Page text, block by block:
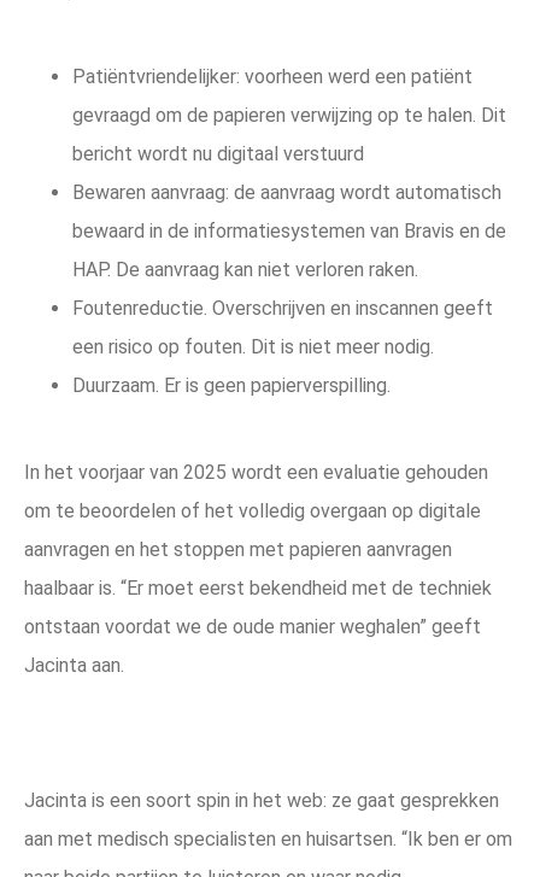
Patiëntvriendelijker: voorheen werd een patiënt
gevraagd om de papieren verwijzing op te halen. Dit
bericht wordt nu digitaal verstuurd
Bewaren aanvraag: de aanvraag wordt automatisch
bewaard in de informatiesystemen van Bravis en de
HAP. De aanvraag kan niet verloren raken.
Foutenreductie. Overschrijven en inscannen geeft
een risico op fouten. Dit is niet meer nodig.
Duurzaam. Er is geen papierverspilling.
In het voorjaar van 2025 wordt een evaluatie gehouden
om te beoordelen of het volledig overgaan op digitale
aanvragen en het stoppen met papieren aanvragen
haalbaar is. “Er moet eerst bekendheid met de techniek
ontstaan voordat we de oude manier weghalen” geeft
Jacinta aan.
Jacinta is een soort spin in het web: ze gaat gesprekken
aan met medisch specialisten en huisartsen. “Ik ben er om